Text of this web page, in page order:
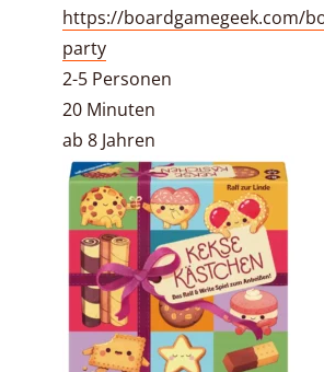
https://boardgamegeek.com/
party
2-5 Personen
20 Minuten
ab 8 Jahren